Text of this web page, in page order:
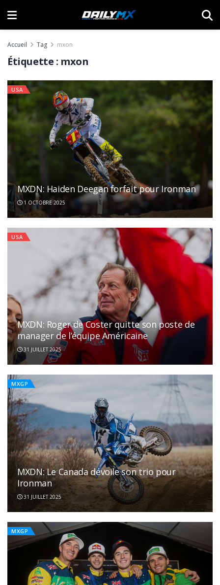
Accueil Tag mxon
Étiquette : mxon
USA
MXDN: Haiden Deegan forfait pour Ironman
1 OCTOBRE 2025
USA
MXDN: Roger de Coster quitte son poste de
manager de l’équipe Américaine
31 JUILLET 2025
MXGP
MXDN: Le Canada dévoile son trio pour
Ironman
31 JUILLET 2025
MXGP